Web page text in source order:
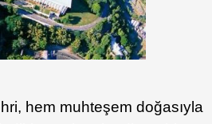
hem muhteşem doğasıyla